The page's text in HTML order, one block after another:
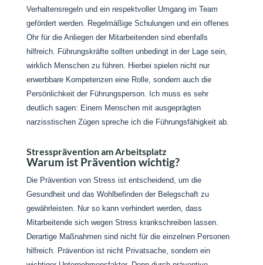
Verhaltensregeln und ein respektvoller Umgang im Team
gefördert werden. Regelmäßige Schulungen und ein offenes
Ohr für die Anliegen der Mitarbeitenden sind ebenfalls
hilfreich. Führungskräfte sollten unbedingt in der Lage sein,
wirklich Menschen zu führen. Hierbei spielen nicht nur
erwerbbare Kompetenzen eine Rolle, sondern auch die
Persönlichkeit der Führungsperson. Ich muss es sehr
deutlich sagen: Einem Menschen mit ausgeprägten
narzisstischen Zügen spreche ich die Führungsfähigkeit ab.
Stressprävention am Arbeitsplatz
Warum ist Prävention wichtig?
Die Prävention von Stress ist entscheidend, um die
Gesundheit und das Wohlbefinden der Belegschaft zu
gewährleisten. Nur so kann verhindert werden, dass
Mitarbeitende sich wegen Stress krankschreiben lassen.
Derartige Maßnahmen sind nicht für die einzelnen Personen
hilfreich. Prävention ist nicht Privatsache, sondern ein